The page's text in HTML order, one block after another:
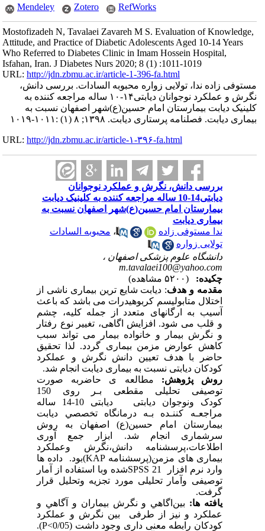
Mendeley
Zotero RefWorks
Mostofizadeh N, Tavalaei Zavareh M S. Evaluation of Knowledge,
Attitude, and Practice of Diabetic Adolescents Aged 10-14 Years
Who Referred to Diabetes Clinic in Imam Hossein Hospital,
Isfahan, Iran. J Diabetes Nurs 2020; 8 (1) :1011-1019
URL:http://jdn.zbmu.ac.ir/article-1-396-fa.html
مستوفی زاده ندا، تولایی زواره محبوبه السادات. بررسی دانش،
نگرش و عملکرد نوجوانان دیابتی۱۴-۱۰ ساله مراجعه کننده به
کلینیک دیابت بیمارستان امام حسین(ع)شهر اصفهان نسبت به
بیماری دیابت. فصلنامه پرستاری دیابت. ۱۳۹۸; ۸ (۱) :۱۰۱۱-۱۰۱۹
URL:http://jdn.zbmu.ac.ir/article-۱-۳۹۶-fa.html
بررسی دانش، نگرش و عملکرد نوجوانان
دیابتی14-10 ساله مراجعه کننده به کلینیک دیابت
بیمارستان امام حسین(ع)شهر اصفهان نسبت به
بیماری دیابت
ندا مستوفی زاده
،محبوبه السادات
تولایی زواره
دانشگاه علوم پزشکی اصفهان ،
m.tavalaei100@yahoo.com
چکیده:
مقدمه و هدف: دیابت شایع ترین بیماری ناشی از
اختلال متابولیسم کربوهیدرات می باشد که باعث
آسیب به ارگانهای متعدد از جمله کلیه، چشم
و قلب می شود. افزایش اگاهی، تغییر نوع رفتار
و نگرش بیمار و خانواده بیمار می تواند سبب
کاهش عوارض مزمن بیماری گردد. لذا تحقیق
حاضر با هدف تعیین دانش نگرش و عملکرد
کودکان دیابتی نسبت به بیماری دیابت انجام شد.
روش پژوهش: مطالعه ی حاضربه صورت
توصیفی تحلیلی مقطعی ﺑـﺮ روی 150
کودک ونوجوان دیابتی دیابتی 10-14 ﺳﺎله
ﻣﺮاﺟﻌـﻪ ﻛﻨﻨـﺪه ﺑـﻪ درﻣﺎﻧﮕﺎه ﺗﺨﺼﺼﻲ دیابت
بیمارستان امام حسین(ع) اصفهان به روش
سرشماری انجام شد. ابزار جمع آوری
اطلاعات،پرسشنامه دانش،نگرش وعملکرد
بیماری های مزمن(پرسشنامه KAP)بود. داده ها
وارد نرم افزار SPSS 21شده وبا استفاده از آمار
توصیفی وآمار تحلیلی مورد تجزیه وتحلیل قرار
گرفت.
یافته ها:ﺑﻴﻦاﮔﺎﻫﻲ و ﻧﮕﺮش ﺑﻴﻤﺎران و آﮔﺎﻫﻲ و
ﻋﻤﻠﻜﺮد و نیز از طرفی بین نگرش و عملکرد
کودکان راﺑﻄﻪ معنی داری وﺟﻮد داﺷﺖ (P<0/05).